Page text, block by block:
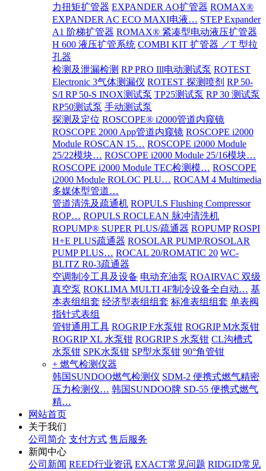
力扭矩扩管器 EXPANDER AO扩管器 ROMAX®
EXPANDER AC ECO MAXI电液… STEP Expander
A1 阶梯扩管器 ROMAX® 紧凑型电动液压扩管器
H 600 液压扩管系统 COMBI KIT 扩管器 ／T 型拉
孔器
检测及泄漏检测 RP PRO Ill电动测试泵 ROTEST
Electronic 3气体测漏仪 ROTEST 探测喷剂 RP 50-
S/I RP 50-S INOX测试泵 TP25测试泵 RP 30 测试泵
RP50测试泵 手动测试泵
探测及定位 ROSCOPE® i2000管道内窥镜
ROSCOPE 2000 App管道内窥镜 ROSCOPE i2000
Module ROSCAN 15… ROSCOPE i2000 Module
25/22模块… ROSCOPE i2000 Module 25/16模块…
ROSCOPE i2000 Module TEC检测模… ROSCOPE
i2000 Module ROLOC PLU… ROCAM 4 Multimedia
多媒体型管道…
管道清洗及疏通机 ROPULS Flushing Compressor
ROP… ROPULS ROCLEAN 脉冲清洗机
ROPUMP® SUPER PLUS/疏通器 ROPUMP ROSPI
H+E PLUS疏通器 ROSOLAR PUMP/ROSOLAR
PUMP PLUS… ROCAL 20/ROMATIC 20 WC-
BLITZ R0-3疏通器
空调制冷工具及设备 电动充油泵 ROAIRVAC 双级
真空泵 ROKLIMA MULTI 4F制冷设备全自动… 基
本表组组套 经济型表组组套 标准表组组套 单表阀
指针式表组
管钳通用工具 ROGRIP F水泵钳 ROGRIP M水泵钳
ROGRIP XL 水泵钳 ROGRIP S 水泵钳 CL沟槽式
水泵钳 SPK水泵钳 SP型水泵钳 90°角管钳
+ 燃气检测仪器
韩国SUNDOO燃气检测仪 SDM-2 便携式燃气精密
压力检测仪… 韩国SUNDOO牌 SD-55 便携式燃气
精…
网站首页
关于我们
公司简介 支付方式 售后服务
新闻中心
公司新闻 REED行业资讯 EXACT常见问题 RIDGID常见